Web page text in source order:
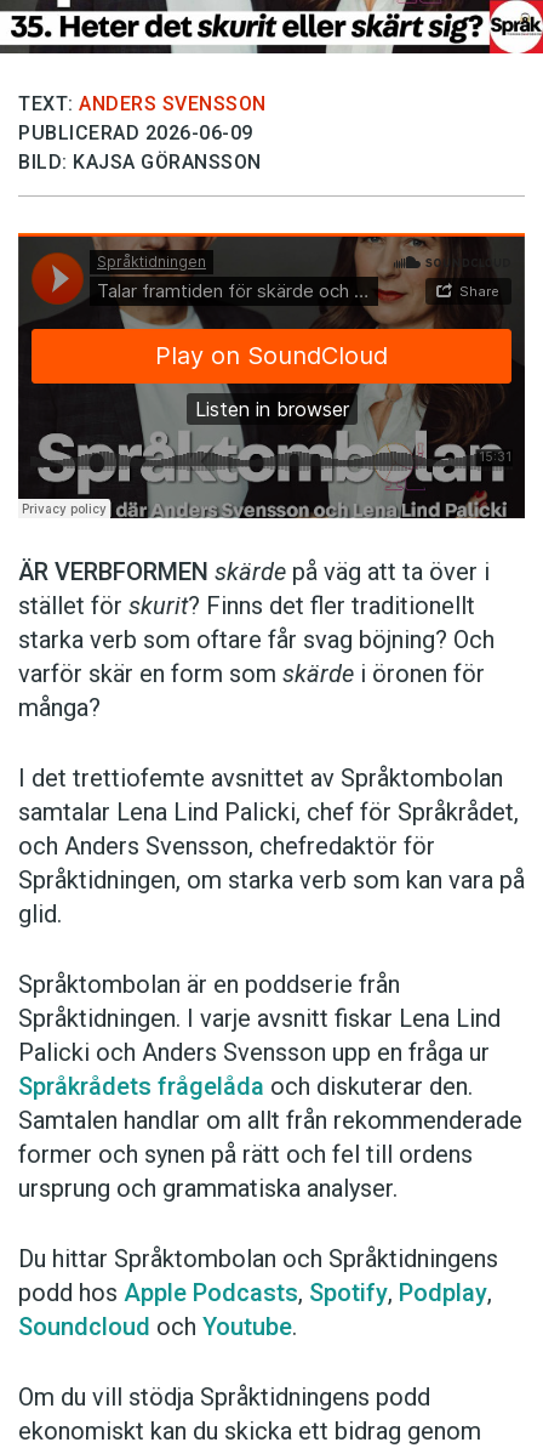
TEXT: ANDERS SVENSSON
PUBLICERAD 2026-06-09
BILD: KAJSA GÖRANSSON
ÄR VERBFORMEN skärde på väg att ta över i
stället för skurit? Finns det fler traditionellt
starka verb som oftare får svag böjning? Och
varför skär en form som skärde i öronen för
många?
I det trettiofemte avsnittet av Språktombolan
samtalar Lena Lind Palicki, chef för Språkrådet,
och Anders Svensson, chefredaktör för
Språktidningen, om starka verb som kan vara på
glid.
Språktombolan är en poddserie från
Språktidningen. I varje avsnitt fiskar Lena Lind
Palicki och Anders Svensson upp en fråga ur
Språkrådets frågelåda och diskuterar den.
Samtalen handlar om allt från rekommenderade
former och synen på rätt och fel till ordens
ursprung och grammatiska analyser.
Du hittar Språktombolan och Språktidningens
podd hos Apple Podcasts, Spotify, Podplay,
Soundcloud och Youtube.
Om du vill stödja Språktidningens podd
ekonomiskt kan du skicka ett bidrag genom